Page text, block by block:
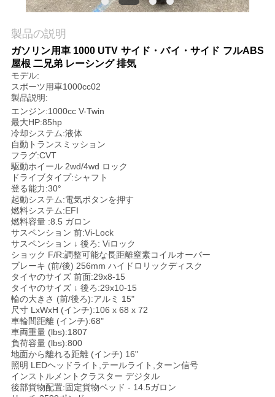
絡
し
な
さ
い
引
用
を
要
求
し
な
さ
い
製品の説明
ガソリン用車 1000 UTV サイド・バイ・サイド フルABS
屋根 二兄弟 レーシング 排気
モデル:
スポーツ用車1000cc02
製品説明:
エンジン:1000cc V-Twin
最大HP:85hp
冷却システム:液体
自動トランスミッション
フラグ:CVT
駆動ホイール 2wd/4wd ロック
ドライブタイプ:シャフト
登る能力:30°
起動システム:電気ボタンを押す
燃料システム:EFI
燃料容量 :8.5 ガロン
サスペンション 前:Vi-Lock
サスペンション ↓ 後ろ: Viロック
ショック F/R:調整可能な長距離窒素コイルオーバー
ブレーキ (前/後) 256mm ハイドロリックディスク
タイヤのサイズ 前面:29x8-15
タイヤのサイズ ↓ 後ろ:29x10-15
輪の大きさ (前/後ろ):アルミ 15"
尺寸 LxWxH (インチ):106 x 68 x 72
車輪間距離 (インチ):68"
車両重量 (lbs):1807
負荷容量 (lbs):800
地面から離れる距離 (インチ) 16"
照明 LEDヘッドライト,テールライト,ターン信号
インストルメントクラスター デジタル
後部貨物配置:固定貨物ベッド - 14.5ガロン